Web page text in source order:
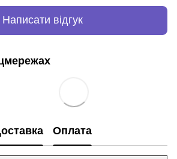
Написати відгук
Оплата